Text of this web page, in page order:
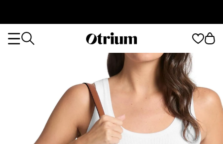
Otrium
page